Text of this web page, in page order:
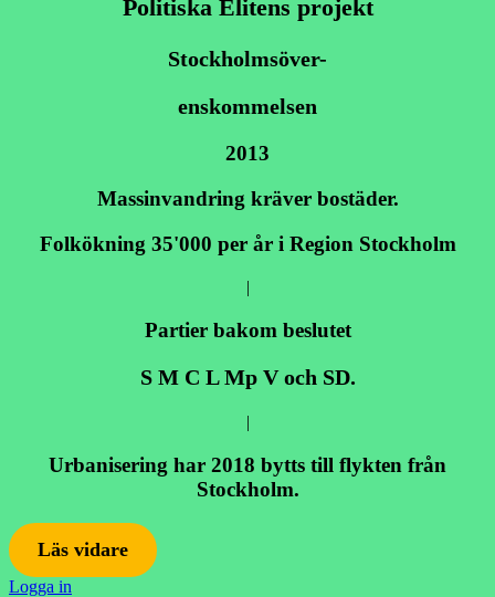
Politiska Elitens projekt
Stockholmsöver-
enskommelsen
2013
Massinvandring kräver bostäder.
Folkökning 35'000 per år i Region Stockholm
|
Partier bakom beslutet
S M C L Mp V och SD.
|
Urbanisering har 2018 bytts till flykten från
Stockholm.
Läs vidare
Logga in